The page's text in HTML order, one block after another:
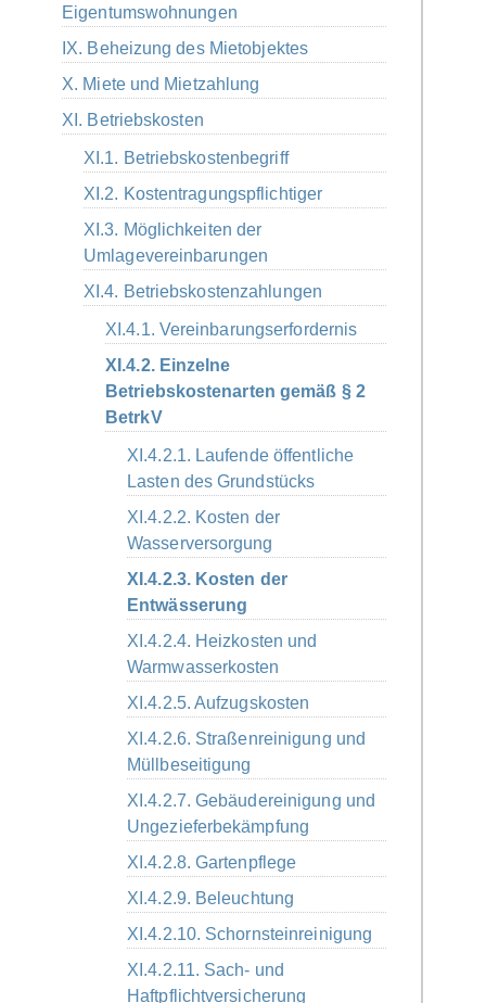
Eigentumswohnungen
IX. Beheizung des Mietobjektes
X. Miete und Mietzahlung
XI. Betriebskosten
XI.1. Betriebskostenbegriff
XI.2. Kostentragungspflichtiger
XI.3. Möglichkeiten der
Umlagevereinbarungen
XI.4. Betriebskostenzahlungen
XI.4.1. Vereinbarungserfordernis
XI.4.2. Einzelne
Betriebskostenarten gemäß § 2
BetrkV
XI.4.2.1. Laufende öffentliche
Lasten des Grundstücks
XI.4.2.2. Kosten der
Wasserversorgung
XI.4.2.3. Kosten der
Entwässerung
XI.4.2.4. Heizkosten und
Warmwasserkosten
XI.4.2.5. Aufzugskosten
XI.4.2.6. Straßenreinigung und
Müllbeseitigung
XI.4.2.7. Gebäudereinigung und
Ungezieferbekämpfung
XI.4.2.8. Gartenpflege
XI.4.2.9. Beleuchtung
XI.4.2.10. Schornsteinreinigung
XI.4.2.11. Sach- und
Haftpflichtversicherung